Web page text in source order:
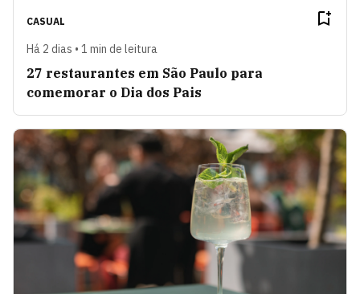
CASUAL
Há 2 dias • 1 min de leitura
27 restaurantes em São Paulo para
comemorar o Dia dos Pais